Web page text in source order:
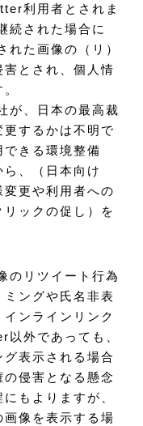
利用者とされま
続された場合に
た画像の（リ）
とされ、個人情
、日本の最高裁
するかは不明で
きる環境整備
、（日本向け
更や利用者への
ックの促し）を
リツイート行為
ングや氏名非表
ンラインリンク
外であっても、
表示される場合
侵害となる懸念
もよりますが、
像を表示する場